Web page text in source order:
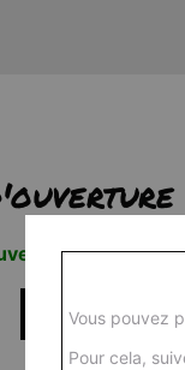
INFORMATIONS
Vous pouvez
Pour cela,